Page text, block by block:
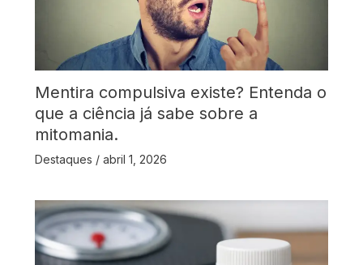
Mentira compulsiva existe? Entenda o
que a ciência já sabe sobre a
mitomania.
Destaques / abril 1, 2026